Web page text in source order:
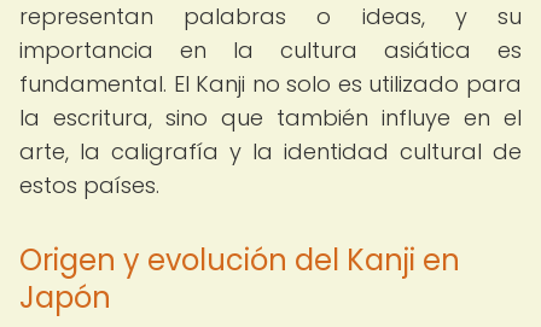
representan palabras o ideas, y su
importancia en la cultura asiática es
fundamental. El Kanji no solo es utilizado para
la escritura, sino que también influye en el
arte, la caligrafía y la identidad cultural de
estos países.
Origen y evolución del Kanji en
Japón